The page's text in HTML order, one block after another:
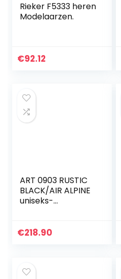
Rieker F5333 heren
Modelaarzen.
€92.12
ART 0903 RUSTIC
BLACK/AIR ALPINE
uniseks-
€218.90